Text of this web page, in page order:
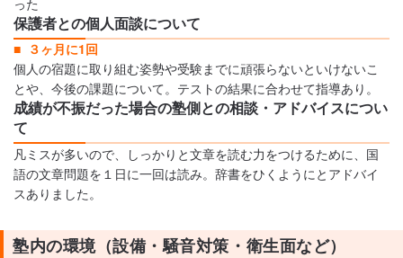
った
保護者との個人面談について
３ヶ月に1回
個人の宿題に取り組む姿勢や受験までに頑張らないといけないこ
とや、今後の課題について。テストの結果に合わせて指導あり。
成績が不振だった場合の塾側との相談・アドバイスについ
て
凡ミスが多いので、しっかりと文章を読む力をつけるために、国
語の文章問題を１日に一回は読み。辞書をひくようにとアドバイ
スありました。
塾内の環境（設備・騒音対策・衛生面など）